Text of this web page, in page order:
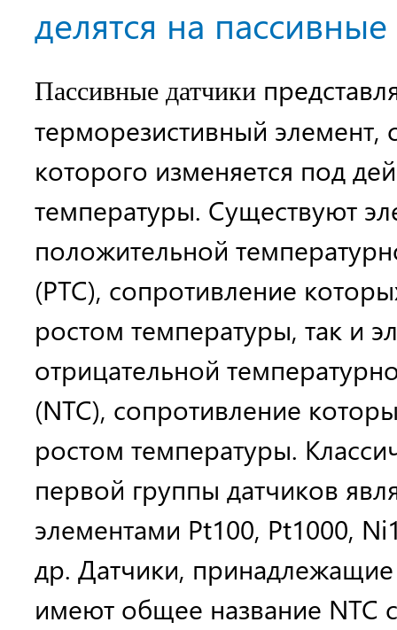
делятся на
Пассивные датчики
терморезистивный элемент,
которого изменяется под
температуры. Существуют
положительной
(PTC), сопротивление
ростом температуры, так и
отрицательной
(NTC), сопротивление
ростом температуры.
первой группы датчиков
элементами Pt100, Pt1000,
др. Датчики,
имеют общее название NTC